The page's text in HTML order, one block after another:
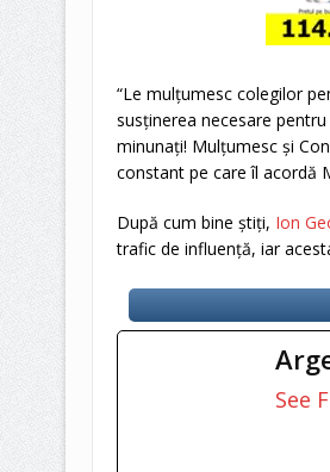
“Le mulțumesc colegilor
susținerea necesare
minunați! Mulțumesc și
constant pe care îl acordă
După cum bine știți, Ion
trafic de influență, iar
See